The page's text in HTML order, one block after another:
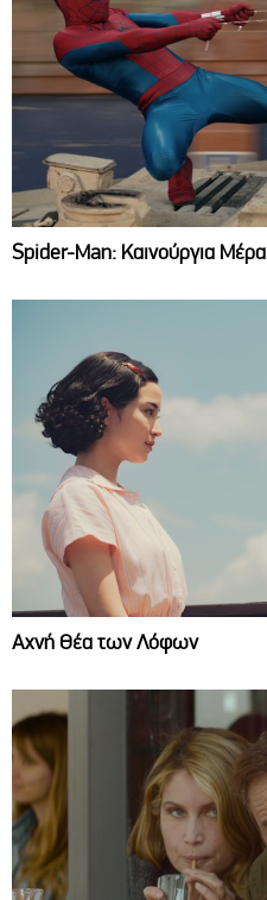
Spider-Man: Καινούργια Μέρα
Αχνή Θέα των Λόφων